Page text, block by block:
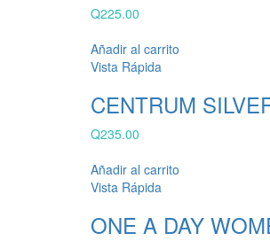
Q225.00
Añadir al carrito
Vista Rápida
CENTRUM
Q235.00
Añadir al carrito
Vista Rápida
ONE A DAY